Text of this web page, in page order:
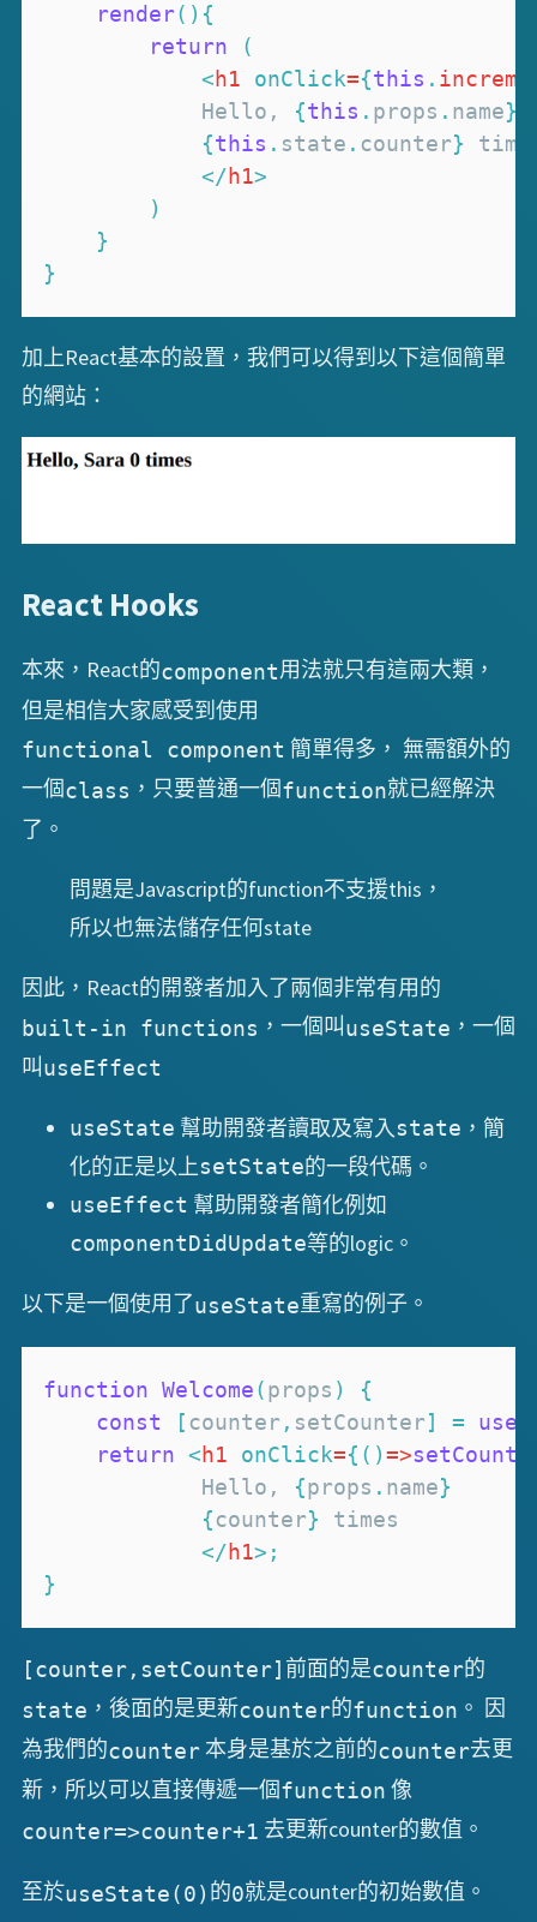
render( ) {
return
(
<h1 onClick={this .
            Hello,
{this . props . name}
{this . state . counter}
</h1>
)
}
}
加上React基本的設置，我們可以得到以下這個簡單
的網站：
React Hooks
本來，React的component用法就只有這兩大類，
但是相信大家感受到使用
functional component 簡單得多， 無需額外的
一個class ，只要普通一個function就已經解決
了。
問題是Javascript的function不支援this，
所以也無法儲存任何state
因此，React的開發者加入了兩個非常有用的
built-in functions ，一個叫useState ，一個
叫useEffect
useState 幫助開發者讀取及寫入state ，簡
化的正是以上setState的一段代碼。
useEffect 幫助開發者簡化例如
componentDidUpdate等的logic。
以下是一個使用了useState重寫的例子。
function Welcome(props )
{
const
[counter , setCounter] =
return <h1 onClick={ ( )=>
            Hello,
{props . name}
{counter}
</h1> ;
}
[counter,setCounter] 前面的是counter的
state ，後面的是更新counter的function 。 因
為我們的counter本身是基於之前的counter去更
新，所以可以直接傳遞一個function 像
counter=>counter+1 去更新counter的數值。
至於useState(0) 的0就是counter的初始數值。